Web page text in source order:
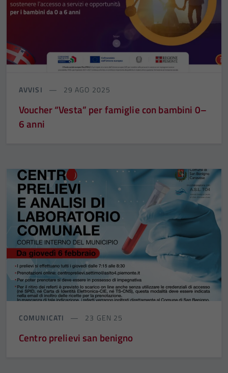
AVVISI 29 AGO 2025
Voucher “Vesta” per famiglie con bambini 0–
6 anni
COMUNICATI 23 GEN 25
Centro prelievi san benigno